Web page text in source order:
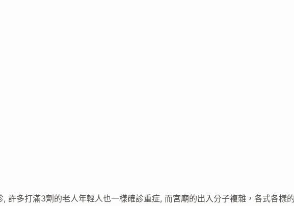
許多打滿3劑的老人年輕人也一樣確診重症, 而宮廟的出入分子複雜，各式各樣